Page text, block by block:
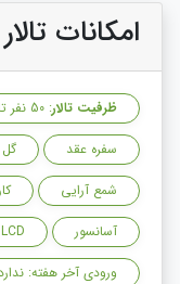
امکانات
ظرفیت تالار: 50 نفر تا 700 نفر
سفره عقد
گل
شمع آرایی
آسانسور
LCD
ورودی آخر هفته: